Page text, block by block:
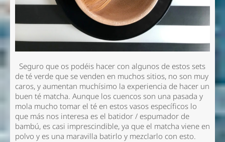
Seguro que os podéis hacer con algunos de estos sets
de té verde que se venden en muchos sitios, no son muy
caros, y aumentan muchísimo la experiencia de hacer un
buen té matcha. Aunque los cuencos son una pasada y
mola mucho tomar el té en estos vasos específicos lo
que más nos interesa es el batidor / espumador de
bambú, es casi imprescindible, ya que el matcha viene en
polvo y es una maravilla batirlo y mezclarlo con esto.